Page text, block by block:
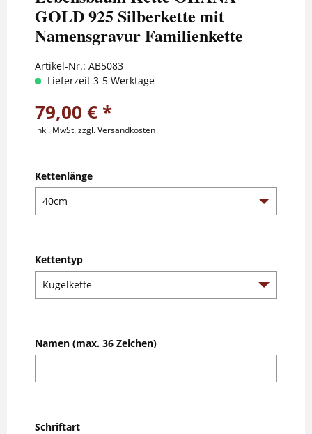
GOLD 925 Silberkette mit
Namensgravur Familienkette
Artikel-Nr.: AB5083
Lieferzeit 3-5 Werktage
79,00 € *
inkl. MwSt.zzgl. Versandkosten
Kettenlänge
Kettentyp
Namen (max. 36 Zeichen)
Schriftart